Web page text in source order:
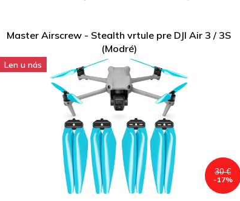
Master Airscrew - Stealth vrtule pre DJI Air 3 / 3S
(Modré)
Len u nás
30 €
-17%